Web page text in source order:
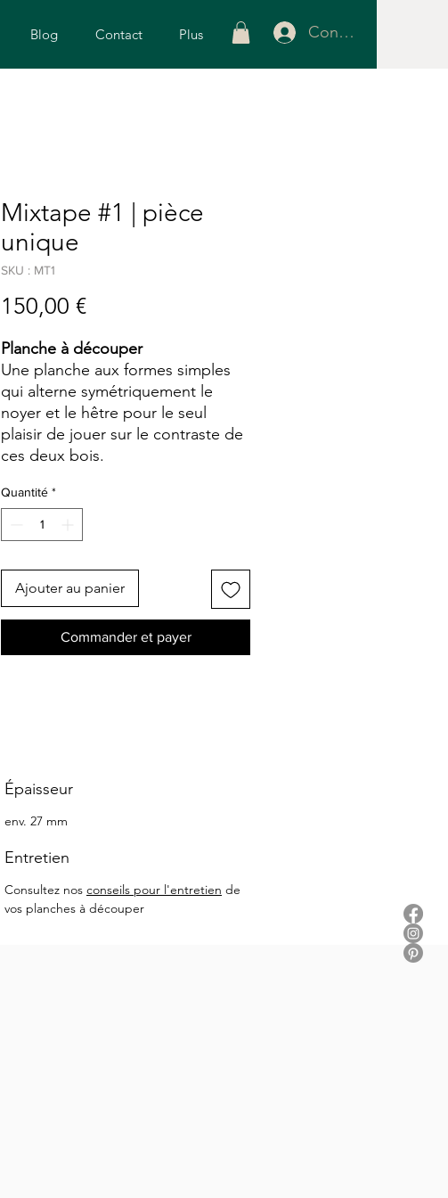
Blog Contact Plus Connexion
Mixtape #1 | pièce
unique
SKU : MT1
150,00 €Prix
Planche à découper
Une planche aux formes simples
qui alterne symétriquement le
noyer et le hêtre pour le seul
plaisir de jouer sur le contraste de
ces deux bois.
Quantité *
Ajouter au panier
Commander et payer
Épaisseur
env. 27 mm
Entretien
Consultez nos conseils pour l'entretien de
vos planches à découper